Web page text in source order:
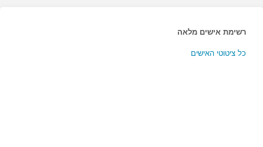
רשימת אישים מלאה
כל ציטוטי האישים